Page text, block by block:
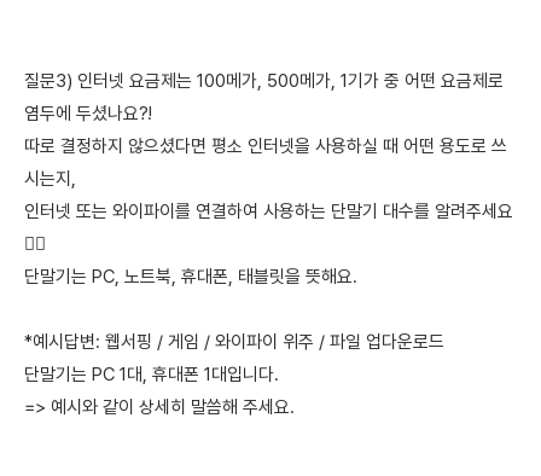
질문3) 인터넷 요금제는 100메가, 500메가, 1기가 중 어떤 요금제로
염두에 두셨나요?!
따로 결정하지 않으셨다면 평소 인터넷을 사용하실 때 어떤 용도로 쓰
시는지,
인터넷 또는 와이파이를 연결하여 사용하는 단말기 대수를 알려주세요
🙋‍♀️
단말기는 PC, 노트북, 휴대폰, 태블릿을 뜻해요.
*예시답변: 웹서핑 / 게임 / 와이파이 위주 / 파일 업다운로드
단말기는 PC 1대, 휴대폰 1대입니다.
=> 예시와 같이 상세히 말씀해 주세요.